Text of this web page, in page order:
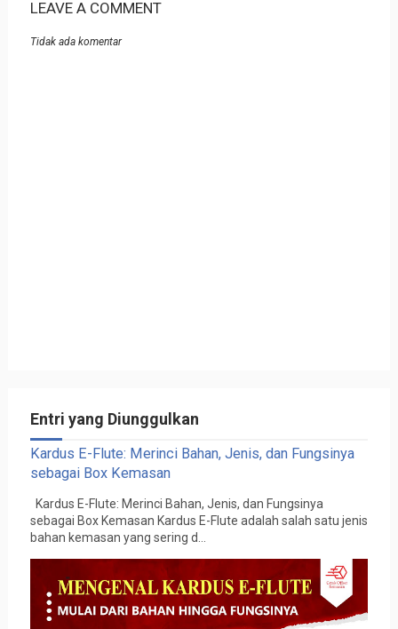
LEAVE A COMMENT
Tidak ada komentar
Entri yang Diunggulkan
Kardus E-Flute: Merinci Bahan, Jenis, dan Fungsinya
sebagai Box Kemasan
Kardus E-Flute: Merinci Bahan, Jenis, dan Fungsinya
sebagai Box Kemasan Kardus E-Flute adalah salah satu jenis
bahan kemasan yang sering d...